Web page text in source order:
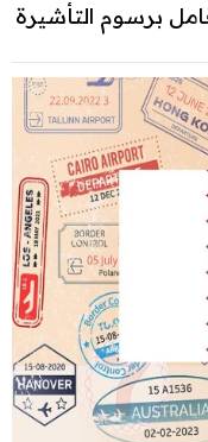
برسوم التأشيرة